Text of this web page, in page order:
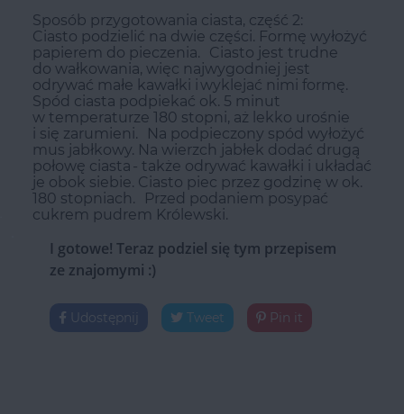
Sposób przygotowania ciasta, część 2:
Ciasto podzielić na dwie części. Formę wyłożyć
papierem do pieczenia. Ciasto jest trudne
do wałkowania, więc najwygodniej jest
odrywać małe kawałki i wyklejać nimi formę.
Spód ciasta podpiekać ok. 5 minut
w temperaturze 180 stopni, aż lekko urośnie
i się zarumieni. Na podpieczony spód wyłożyć
mus jabłkowy. Na wierzch jabłek dodać drugą
połowę ciasta - także odrywać kawałki i układać
je obok siebie. Ciasto piec przez godzinę w ok.
180 stopniach. Przed podaniem posypać
cukrem pudrem Królewski.
I gotowe! Teraz podziel się tym przepisem
ze znajomymi :)
Udostępnij Tweet Pin it